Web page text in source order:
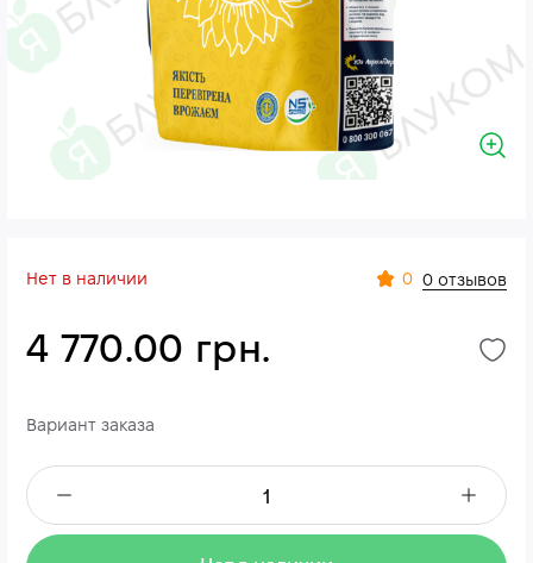
Нет в наличии 0 0 отзывов
4 770.00 грн.
Вариант заказа